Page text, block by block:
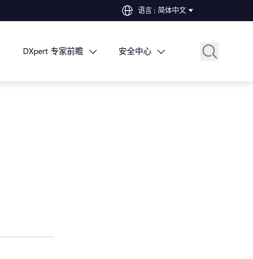
语言 : 简体中文
DXpert 专家前瞻 安全中心